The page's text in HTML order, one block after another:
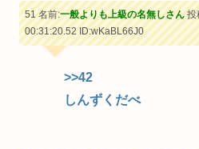
51 名前:一般よりも上級の名無しさん投
00:31:20.52ID:wKaBL66J0
>>42
しんずくだべ